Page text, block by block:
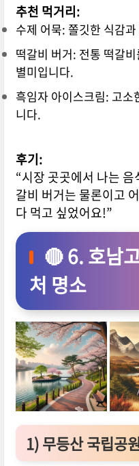
추천 먹거리:
수제 어묵: 쫄깃한 식감
떡갈비 버거: 전통 떡갈
별미입니다.
흑임자 아이스크림: 고소
니다.
후기:
“시장 곳곳에서 나는
갈비 버거는 물론이고
다 먹고 싶었어요!”
🔴 6. 호남
처 명소
1)무등산 국립공